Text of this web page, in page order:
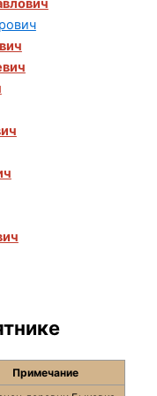
Примечание